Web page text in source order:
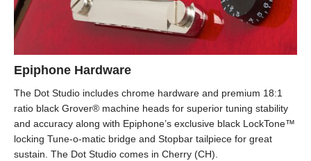
Epiphone Hardware
The Dot Studio includes chrome hardware and premium 18:1
ratio black Grover® machine heads for superior tuning stability
and accuracy along with Epiphone’s exclusive black LockTone™
locking Tune-o-matic bridge and Stopbar tailpiece for great
sustain. The Dot Studio comes in Cherry (CH).